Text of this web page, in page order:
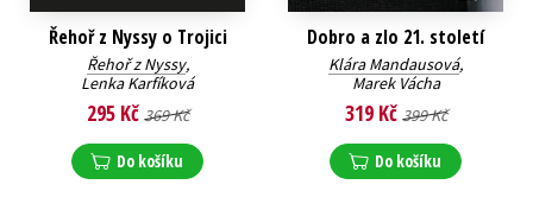
Řehoř z Nyssy o Trojici
Řehoř z Nyssy,
Lenka Karfíková
295 Kč 369 Kč
Do košíku
Dobro a zlo 21. století
Klára Mandausová,
Marek Vácha
319 Kč 399 Kč
Do košíku